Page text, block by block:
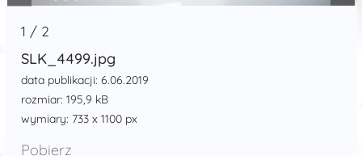
1 / 2
SLK_4499.jpg
data publikacji: 6.06.2019
rozmiar: 195,9 kB
wymiary: 733 x 1100 px
Pobierz